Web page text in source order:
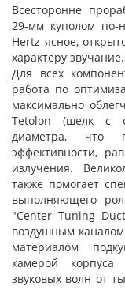
Всесторонне
29-мм куполом по-
Hertz ясное,
характеру звучание.
Для всех
работа по
максимально
Tetolon (шелк с
диаметра, что
эффективности,
излучения.
также помогает
выполняющего
"Center Tuning
воздушным
материалом
камерой корпуса
звуковых волн от